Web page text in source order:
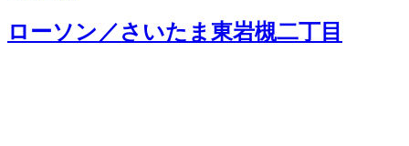
ローソン／さいたま東岩槻二丁目